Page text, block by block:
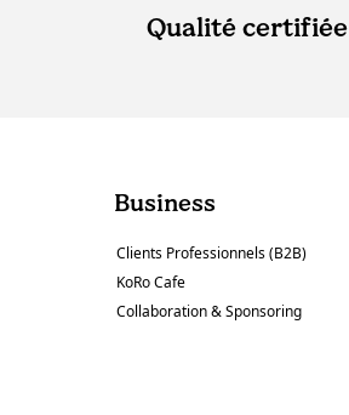
Qualité certifiée
Business
Clients Professionnels (B2B)
KoRo Cafe
Collaboration & Sponsoring